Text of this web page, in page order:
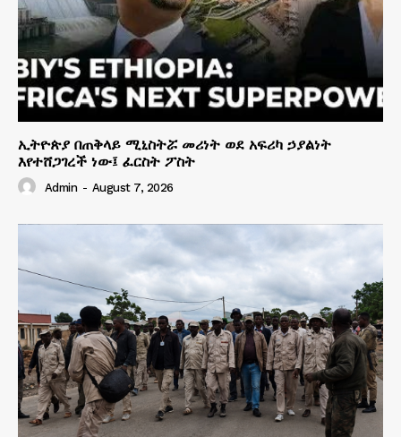
ኢትዮጵያ በጠቅላይ ሚኒስትሯ መሪነት ወደ አፍሪካ ኃያልነት
እየተሸጋገረች ነው፤ ፈርስት ፖስት
Admin - August 7, 2026